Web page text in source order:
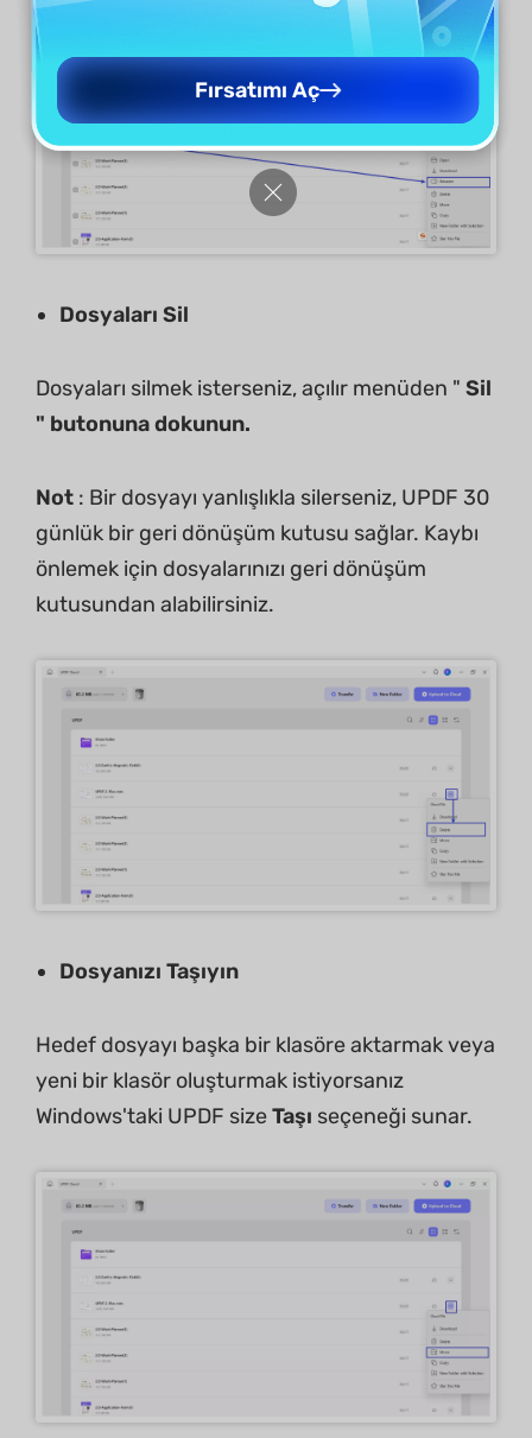
Dosyaları Sil
Dosyaları silmek isterseniz, açılır menüden " Sil
" butonuna dokunun.
Not : Bir dosyayı yanlışlıkla silerseniz, UPDF 30
günlük bir geri dönüşüm kutusu sağlar. Kaybı
önlemek için dosyalarınızı geri dönüşüm
kutusundan alabilirsiniz.
Dosyanızı Taşıyın
Hedef dosyayı başka bir klasöre aktarmak veya
yeni bir klasör oluşturmak istiyorsanız
Windows'taki UPDF sizeTaşı seçeneği sunar.
Fırsatımı Aç